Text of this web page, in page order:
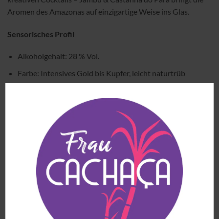
Aromen des Amazonas auf einzigartige Weise ins Glas.
Sensorisches Profil
Alkoholgehalt: 28 % Vol.
Farbe: Intensives Gold bis Kupfer, leicht naturtrüb
Gaumen: Bittermandel, Paranuss, Kakao, erdige Noten,
Ananas, Grapefruitzeste
Besonderheit: Charakteristische Prickelwirkung des
Jambu
ÄHNLICHE PRODUKTE